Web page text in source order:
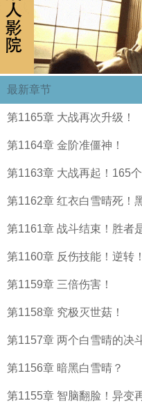
最新章节
第1165章 大战再次升级！
第1164章 金阶准僵神！
第1163章 大战再起！165
第1162章 红衣白雪晴死！
第1161章 战斗结束！胜
第1160章 反伤技能！逆转！
第1159章 三倍伤害！
第1158章 究极灭世菇！
第1157章 两个白雪晴的决
第1156章 暗黑白雪晴？
第1155章 智脑翻脸！异变